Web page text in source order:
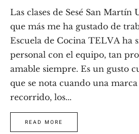
Las clases de Sesé San Martín
que más me ha gustado de
Escuela de Cocina TELVA ha
personal con el equipo, tan
amable siempre. Es un gusto
que se nota cuando una
recorrido, los...
READ MORE